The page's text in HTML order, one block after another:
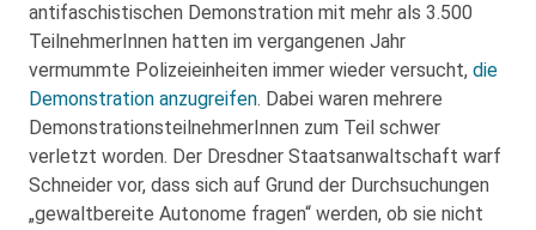
antifaschistischen Demonstration mit mehr als 3.500
TeilnehmerInnen hatten im vergangenen Jahr
vermummte Polizeieinheiten immer wieder versucht, die
Demonstration anzugreifen. Dabei waren mehrere
DemonstrationsteilnehmerInnen zum Teil schwer
verletzt worden. Der Dresdner Staatsanwaltschaft warf
Schneider vor, dass sich auf Grund der Durchsuchungen
„gewaltbereite Autonome fragen“ werden, ob sie nicht